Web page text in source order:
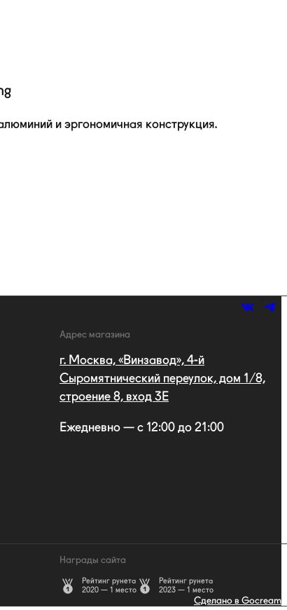
и эргономичная конструкция.
Адрес магазина
г. Москва, «Винзавод», 4-й
Сыромятнический переулок, дом 1/8,
строение 8, вход 3E
Ежедневно — с 12:00 до 21:00
Награды сайта
Рейтинг рунета
2020 — 1 место
Рейтинг рунета
2023 — 1 место
Сделано в Gocream